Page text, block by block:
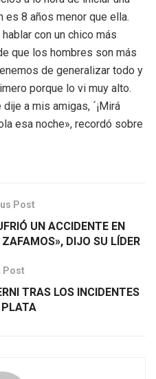
es 8 años menor que ella.
con un chico más
que los hombres son más
de generalizar todo y
porque lo vi muy alto.
a mis amigas, ´¡Mirá
esa noche», recordó sobre
Post
UN ACCIDENTE EN
DIJO SU LÍDER
Post
TRAS LOS INCIDENTES